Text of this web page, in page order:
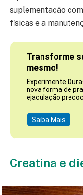
suplementação
físicas e a
Transforme
mesmo!
Experimente
nova forma de
ejaculação
Saiba Mais
Creatina e